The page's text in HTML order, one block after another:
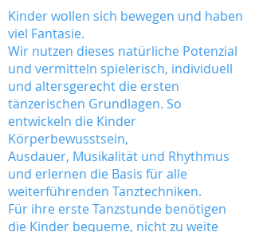
​Kinder wollen sich bewegen und haben
viel Fantasie.
Wir nutzen dieses natürliche Potenzial
und vermitteln spielerisch, individuell
und altersgerecht die ersten
tänzerischen Grundlagen. So
entwickeln die Kinder
Körperbewusstsein,
Ausdauer, Musikalität und Rhythmus
und erlernen die Basis für alle
weiterführenden Tanztechniken.
Für ihre erste Tanzstunde benötigen
die Kinder bequeme, nicht zu weite